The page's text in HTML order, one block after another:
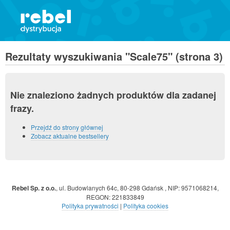
Rezultaty wyszukiwania "Scale75" (strona 3)
Nie znaleziono żadnych produktów dla zadanej
frazy.
Przejdź do strony głównej
Zobacz aktualne bestsellery
Rebel Sp. z o.o., ul. Budowlanych 64c, 80-298 Gdańsk, NIP: 9571068214,
REGON: 221833849
Polityka prywatności | Polityka cookies